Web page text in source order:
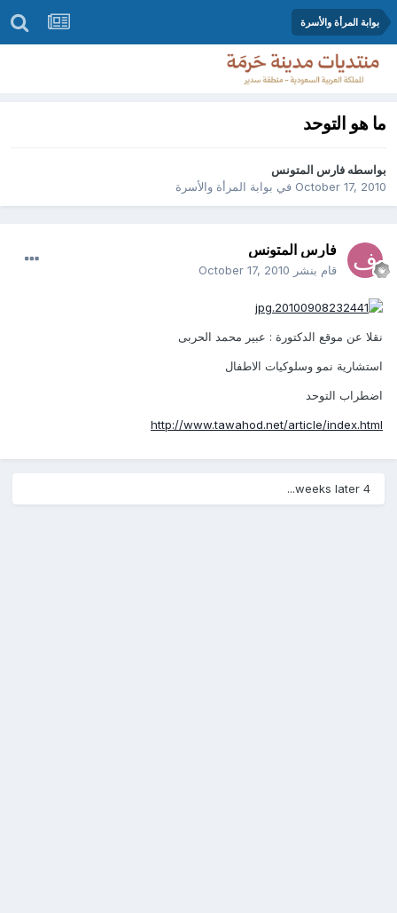
بوابة المرأة والأسرة
ما هو التوحد
بواسطه فارس المتونس
October 17, 2010في بوابة المرأة والأسرة
فارس المتونس
قام بنشر October 17, 2010
نقلا عن موقع الدكتورة : عبير محمد الحربى
استشارية نمو وسلوكيات الاطفال
اضطراب التوحد
http://www.tawahod.net/article/index.html
4 weeks later...